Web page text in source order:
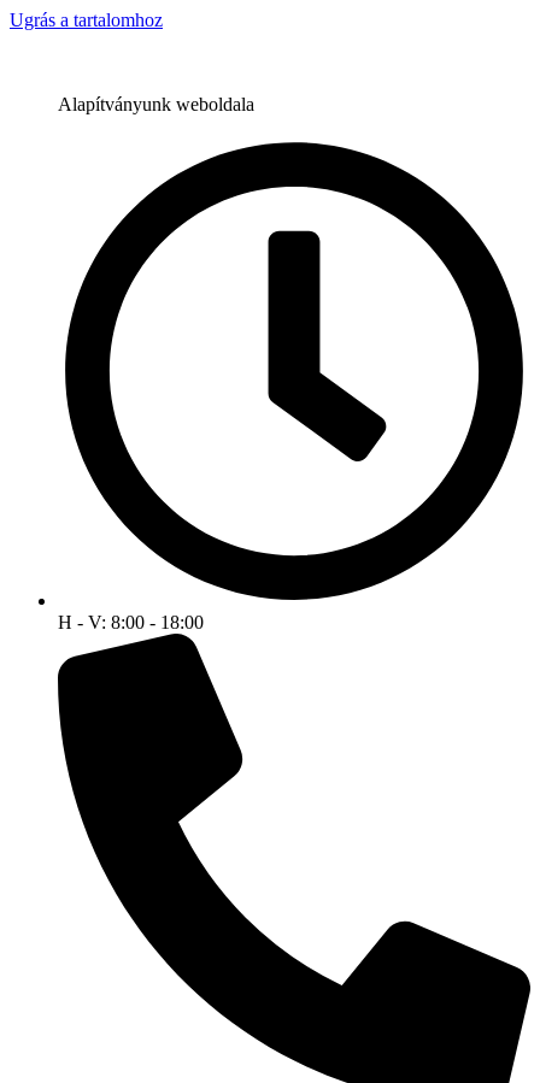
Ugrás a tartalomhoz
Alapítványunk weboldala
H - V: 8:00 - 18:00